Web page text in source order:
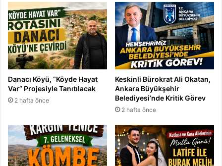
Danacı Köyü, “Köyde Hayat
Var” Projesiyle Tanıtılacak
2 hafta önce
Keskinli Bürokrat Ali Okatan,
Ankara Büyükşehir
Belediyesi’nde Kritik Görev
2 hafta önce